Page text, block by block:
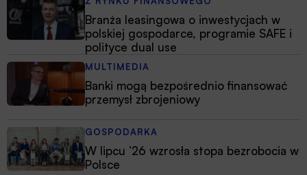
Branża leasingowa o inwestycjach w
polskiej gospodarce, programie SAFE i
polityce dual use
MULTIMEDIA
Banki mogą bezpośrednio finansować
przemysł zbrojeniowy
GOSPODARKA
W lipcu ’26 wzrosła stopa bezrobocia w
Polsce